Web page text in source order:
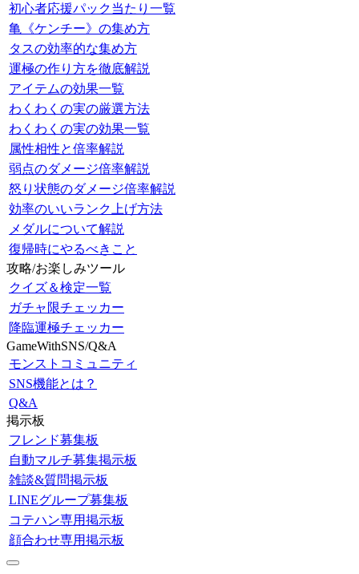
初心者応援パック当たり一覧
亀《ケンチー》の集め方
タスの効率的な集め方
運極の作り方を徹底解説
アイテムの効果一覧
わくわくの実の厳選方法
わくわくの実の効果一覧
属性相性と倍率解説
弱点のダメージ倍率解説
怒り状態のダメージ倍率解説
効率のいいランク上げ方法
メダルについて解説
復帰時にやるべきこと
攻略/お楽しみツール
クイズ＆検定一覧
ガチャ限チェッカー
降臨運極チェッカー
GameWithSNS/Q&A
モンストコミュニティ
SNS機能とは？
Q&A
掲示板
フレンド募集板
自動マルチ募集掲示板
雑談&質問掲示板
LINEグループ募集板
コテハン専用掲示板
顔合わせ専用掲示板